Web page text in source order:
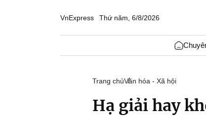
VnExpress Thứ năm, 6/8/2026
Trang chủVăn hóa - Xã hội
Hạ giải hay